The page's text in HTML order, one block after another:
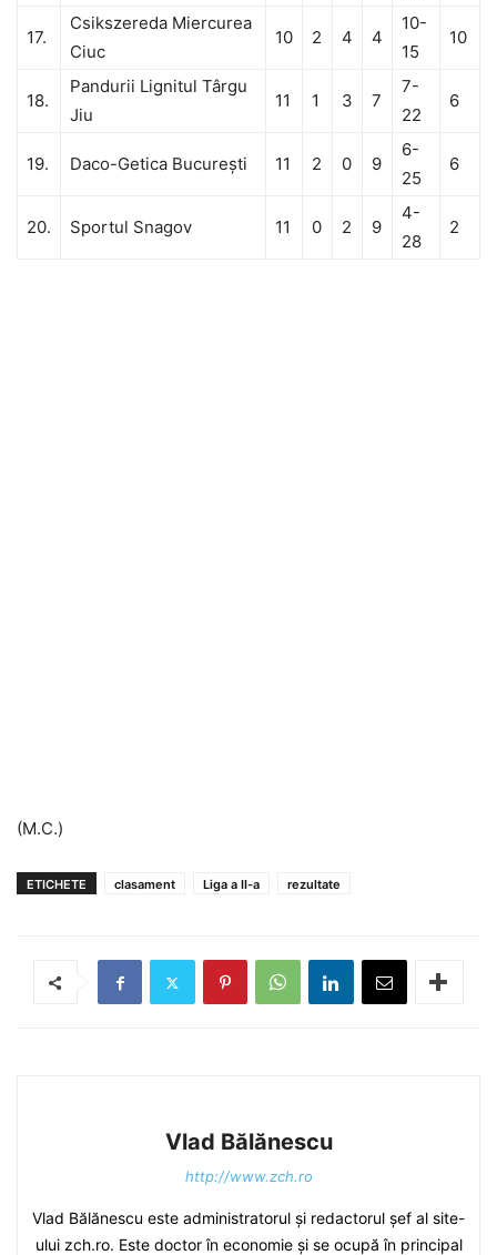
17.
Csikszereda Miercurea
Ciuc
10 2 4 4
10-
15
10
18.
Pandurii Lignitul Târgu
Jiu
11 1 3 7
7-
22
6
19. Daco-Getica Bucureşti 11 2 0 9
6-
25
6
20. Sportul Snagov 11 0 2 9
4-
28
2
(M.C.)
ETICHETE clasament Liga a II-a rezultate
Vlad Bălănescu
http://www.zch.ro
Vlad Bălănescu este administratorul și redactorul șef al site-
ului zch.ro. Este doctor în economie și se ocupă în principal